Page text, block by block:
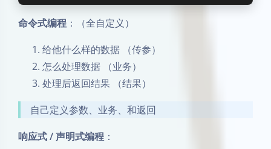
命令式编程 ：（全自定义）
给他什么样的数据 （传参）
怎么处理数据 （业务）
处理后返回结果 （结果）
自己定义参数、业务、和返回
响应式 / 声明式编程 ：